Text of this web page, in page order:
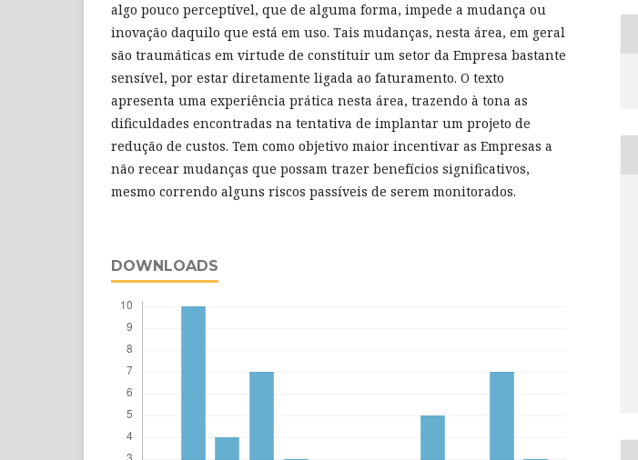
algo pouco perceptível, que de alguma forma, impede a mudança ou
inovação daquilo que está em uso. Tais mudanças, nesta área, em geral
são traumáticas em virtude de constituir um setor da Empresa bastante
sensível, por estar diretamente ligada ao faturamento. O texto
apresenta uma experiência prática nesta área, trazendo à tona as
dificuldades encontradas na tentativa de implantar um projeto de
redução de custos. Tem como objetivo maior incentivar as Empresas a
não recear mudanças que possam trazer benefícios significativos,
mesmo correndo alguns riscos passíveis de serem monitorados.
DOWNLOADS